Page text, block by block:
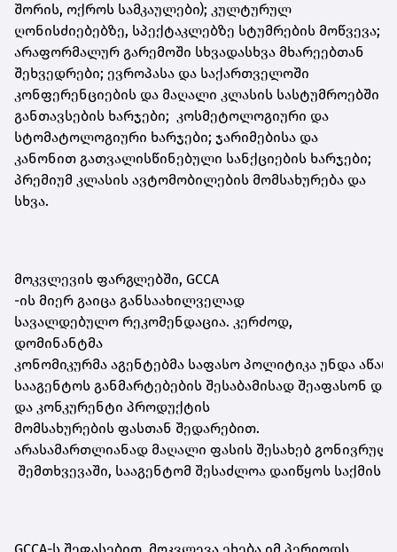
შორის, ოქროს სამკაულები); კულტურულ
ღონისძიებებზე, სპექტაკლებზე სტუმრების მოწვევა;
არაფორმალურ გარემოში სხვადასხვა მხარეებთან
შეხვედრები; ევროპასა და საქართველოში
კონფერენციების და მაღალი კლასის სასტუმროებში
განთავსების ხარჯები; კოსმეტოლოგიური და
სტომატოლოგიური ხარჯები; ჯარიმებისა და
კანონით გათვალისწინებული სანქციების ხარჯები;
პრემიუმ კლასის ავტომობილების მომსახურება და
სხვა.
მოკვლევის ფარგლებში, GCCA
-ის მიერ გაიცა განსაახილველად
სავალდებულო რეკომენდაცია. კერძოდ,
დომინანტმა
კონომიკურმა აგენტებმა საფასო პოლიტიკა უნდა
სააგენტოს განმარტებების შესაბამისად შეაფასონ და
და კონკურენტი პროდუქტის
მომსახურების ფასთან შედარებით.
არასამართლიანად მაღალი ფასის შესახებ
შემთხვევაში, სააგენტომ შესაძლოა დაიწყოს საქმის